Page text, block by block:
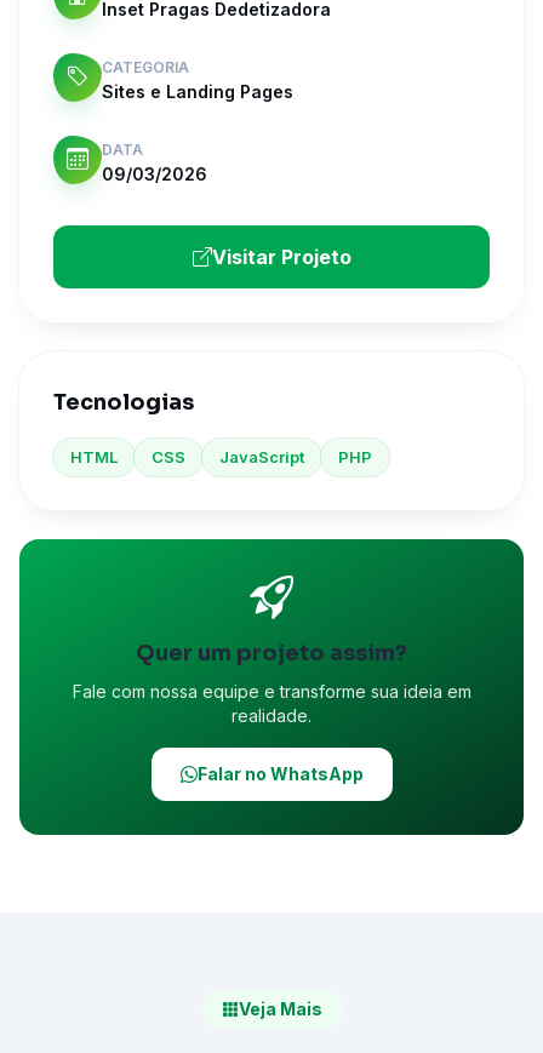
Inset Pragas Dedetizadora
CATEGORIA
Sites e Landing Pages
DATA
09/03/2026
Visitar Projeto
Tecnologias
HTML CSS JavaScript PHP
Quer um projeto assim?
Fale com nossa equipe e transforme sua ideia em
realidade.
Falar no WhatsApp
Veja Mais